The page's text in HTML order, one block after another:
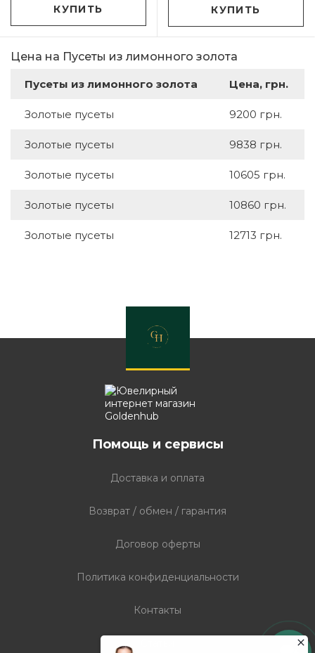
Цена на Пусеты из лимонного золота
Пусеты из лимонного золота Цена, грн.
Золотые пусеты 9200 грн.
Золотые пусеты 9838 грн.
Золотые пусеты 10605 грн.
Золотые пусеты 10860 грн.
Золотые пусеты 12713 грн.
КУПИТЬ КУПИТЬ
Помощь и сервисы
Доставка и оплата
Возврат / обмен / гарантия
Договор оферты
Политика конфиденциальности
Контакты